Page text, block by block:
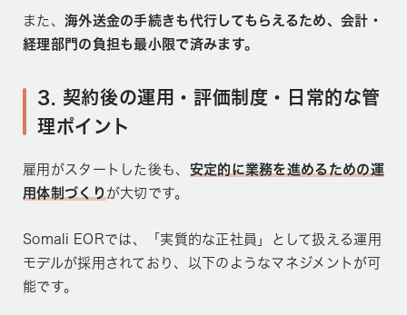
また、 海外送金の手続きも代行してもらえるため、会計・
経理部門の負担も最小限で済みます。
3. 契約後の運用・評価制度・日常的な管
理ポイント
雇用がスタートした後も、 安定的に業務を進めるための運
用体制づくり が大切です。
Somali EORでは、「実質的な正社員」として扱える運用
モデルが採用されており、以下のようなマネジメントが可
能です。